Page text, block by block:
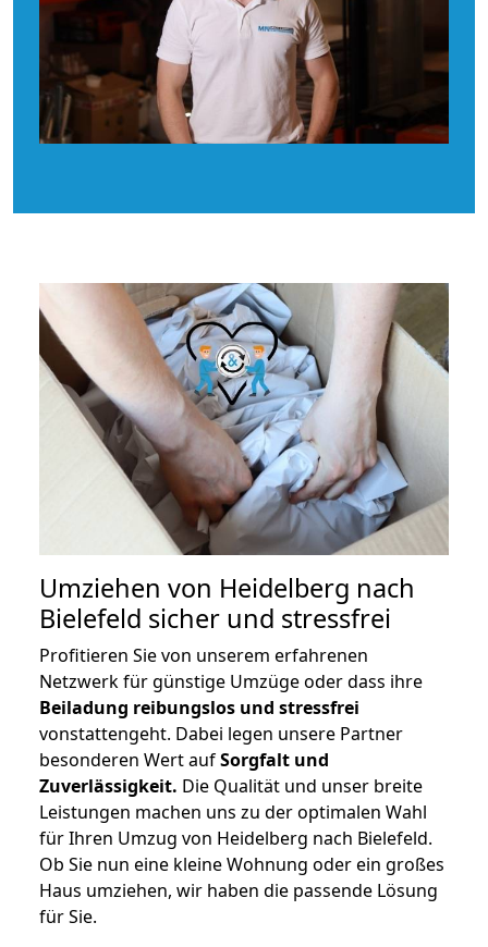
Umziehen von Heidelberg nach
Bielefeld sicher und stressfrei
Profitieren Sie von unserem erfahrenen
Netzwerk für günstige Umzüge oder dass ihre
Beiladung reibungslos und stressfrei
vonstattengeht. Dabei legen unsere Partner
besonderen Wert aufSorgfalt und
Zuverlässigkeit. Die Qualität und unser breite
Leistungen machen uns zu der optimalen Wahl
für Ihren Umzug von Heidelberg nach Bielefeld.
Ob Sie nun eine kleine Wohnung oder ein großes
Haus umziehen, wir haben die passende Lösung
für Sie.